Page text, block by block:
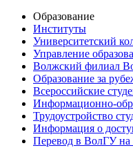
Образование
Институты
Университетский
Управление
Волжский филиал
Образование за
Всероссийские
Информационно-
Трудоустройство
Информация о
Перевод в ВолГУ